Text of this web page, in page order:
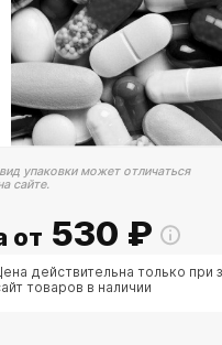
упаковки может отличаться
сайте.
от 530 ₽
действительна только при
товаров в наличии